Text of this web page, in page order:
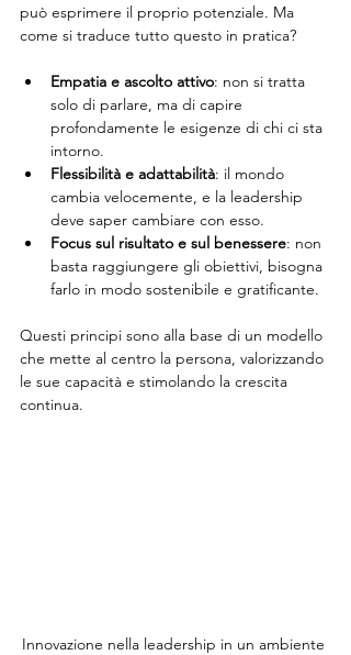
può esprimere il proprio potenziale. Ma
come si traduce tutto questo in pratica?
Empatia e ascolto attivo: non si tratta
solo di parlare, ma di capire
profondamente le esigenze di chi ci sta
intorno.
Flessibilità e adattabilità: il mondo
cambia velocemente, e la leadership
deve saper cambiare con esso.
Focus sul risultato e sul benessere: non
basta raggiungere gli obiettivi, bisogna
farlo in modo sostenibile e gratificante.
Questi principi sono alla base di un modello
che mette al centro la persona, valorizzando
le sue capacità e stimolando la crescita
continua.
Innovazione nella leadership in un ambiente